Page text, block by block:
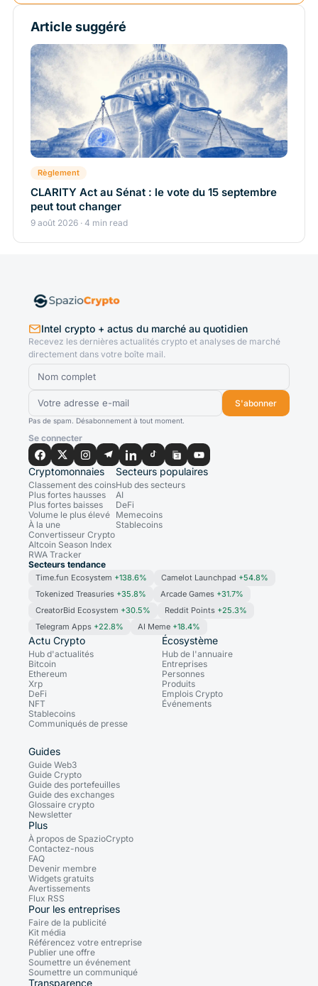
Article suggéré
Règlement
CLARITY Act au Sénat : le vote du 15 septembre
peut tout changer
9 août 2026 · 4 min read
Intel crypto + actus du marché au quotidien
Recevez les dernières actualités crypto et analyses de marché
directement dans votre boîte mail.
S'abonner
Pas de spam. Désabonnement à tout moment.
Se connecter
Cryptomonnaies
Classement des coins
Plus fortes hausses
Plus fortes baisses
Volume le plus élevé
À la une
Convertisseur Crypto
Altcoin Season Index
RWA Tracker
Secteurs populaires
Hub des secteurs
AI
DeFi
Memecoins
Stablecoins
Secteurs tendance
Time.fun Ecosystem +138.6% Camelot Launchpad +54.8%
Tokenized Treasuries +35.8% Arcade Games +31.7%
CreatorBid Ecosystem +30.5% Reddit Points +25.3%
Telegram Apps +22.8% AI Meme +18.4%
Actu Crypto
Hub d'actualités
Bitcoin
Ethereum
Xrp
DeFi
NFT
Stablecoins
Communiqués de presse
Écosystème
Hub de l'annuaire
Entreprises
Personnes
Produits
Emplois Crypto
Événements
Guides
Guide Web3
Guide Crypto
Guide des portefeuilles
Guide des exchanges
Glossaire crypto
Newsletter
Plus
À propos de SpazioCrypto
Contactez-nous
FAQ
Devenir membre
Widgets gratuits
Avertissements
Flux RSS
Pour les entreprises
Faire de la publicité
Kit média
Référencez votre entreprise
Publier une offre
Soumettre un événement
Soumettre un communiqué
Transparence